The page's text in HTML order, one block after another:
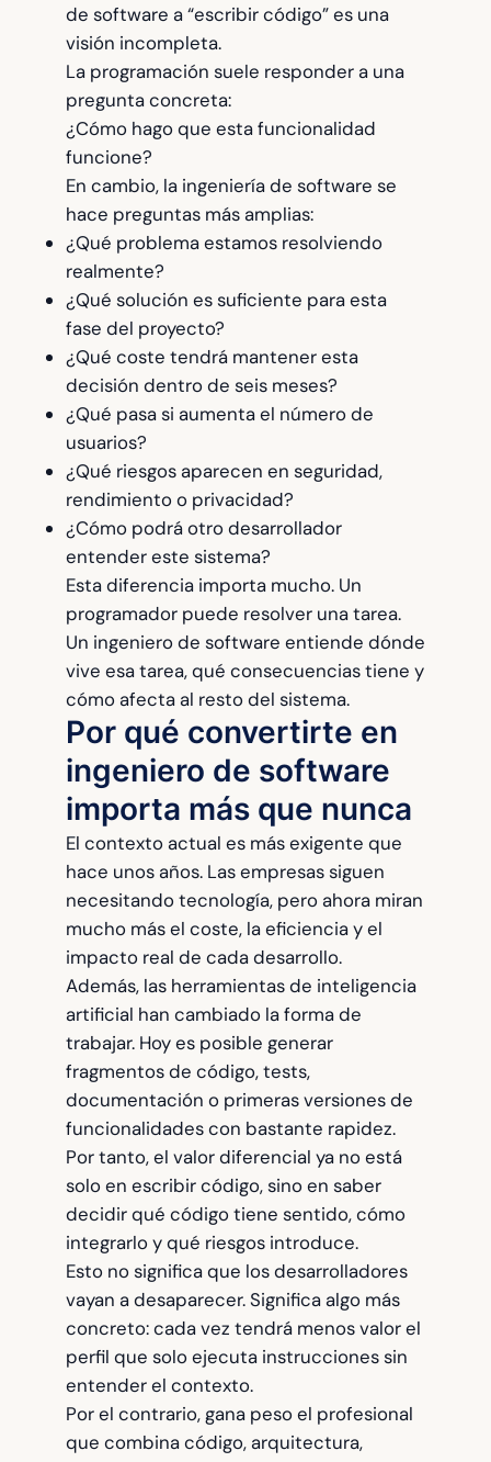
de software a “escribir código” es una
visión incompleta.
La programación suele responder a una
pregunta concreta:
¿Cómo hago que esta funcionalidad
funcione?
En cambio, la ingeniería de software se
hace preguntas más amplias:
¿Qué problema estamos resolviendo
realmente?
¿Qué solución es suficiente para esta
fase del proyecto?
¿Qué coste tendrá mantener esta
decisión dentro de seis meses?
¿Qué pasa si aumenta el número de
usuarios?
¿Qué riesgos aparecen en seguridad,
rendimiento o privacidad?
¿Cómo podrá otro desarrollador
entender este sistema?
Esta diferencia importa mucho. Un
programador puede resolver una tarea.
Un ingeniero de software entiende dónde
vive esa tarea, qué consecuencias tiene y
cómo afecta al resto del sistema.
Por qué convertirte en
ingeniero de software
importa más que nunca
El contexto actual es más exigente que
hace unos años. Las empresas siguen
necesitando tecnología, pero ahora miran
mucho más el coste, la eficiencia y el
impacto real de cada desarrollo.
Además, las herramientas de inteligencia
artificial han cambiado la forma de
trabajar. Hoy es posible generar
fragmentos de código, tests,
documentación o primeras versiones de
funcionalidades con bastante rapidez.
Por tanto, el valor diferencial ya no está
solo en escribir código, sino en saber
decidir qué código tiene sentido, cómo
integrarlo y qué riesgos introduce.
Esto no significa que los desarrolladores
vayan a desaparecer. Significa algo más
concreto: cada vez tendrá menos valor el
perfil que solo ejecuta instrucciones sin
entender el contexto.
Por el contrario, gana peso el profesional
que combina código, arquitectura,